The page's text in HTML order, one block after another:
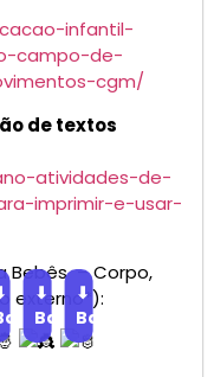
infantil-
campo-de-
cgm/
de textos
atividades-de-
imprimir-e-usar-
Bebês – Corpo,
externo*):
⬇
Baixar
⬇
Baixar